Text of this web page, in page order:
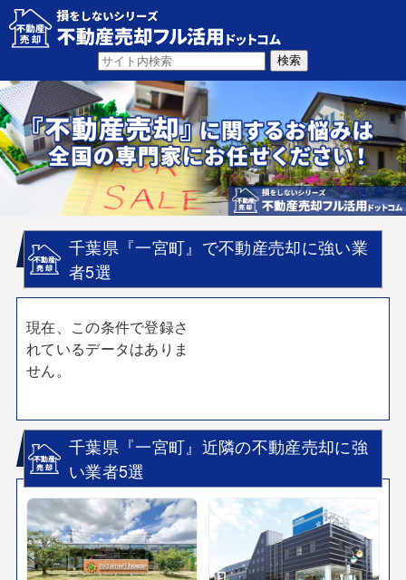
千葉県『一宮町』で不動産売却に強い業
者5選
現在、この条件で登録さ
れているデータはありま
せん。
千葉県『一宮町』近隣の不動産売却に強
い業者5選